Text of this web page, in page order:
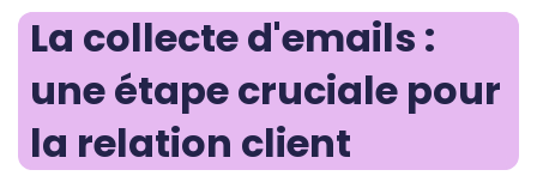
La collecte d'emails :
une étape cruciale pour
la relation client